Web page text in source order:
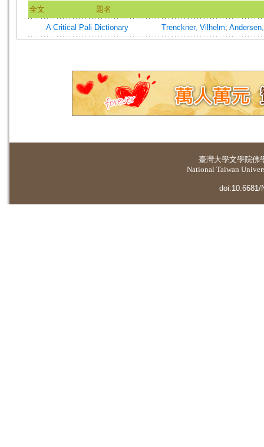
全文 題名
A Critical Pali Dictionary Trenckner, Vilhelm;
臺灣大學文學院佛
National Taiwan
doi:10.6681/